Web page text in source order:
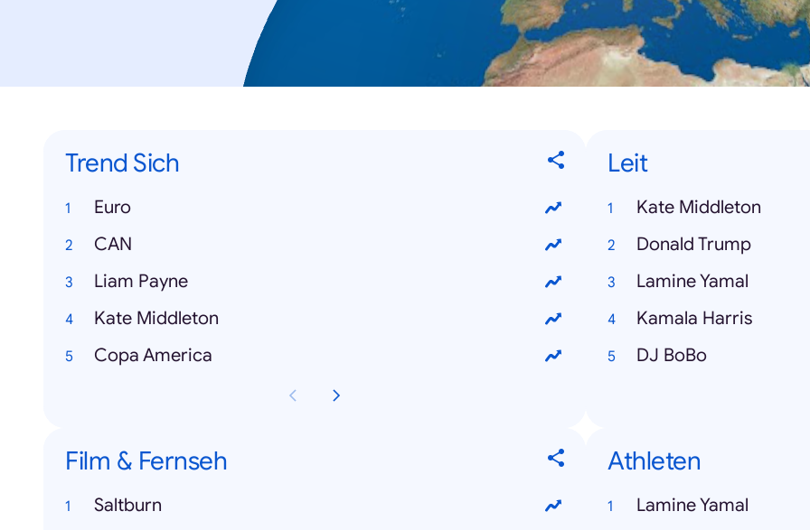
Trend Sich
Euro
CAN
Liam Payne
Kate Middleton
Copa America
Leit
Kate Middleton
Donald Trump
Lamine Yamal
Kamala Harris
DJ BoBo
Film & Fernseh
Saltburn
Athleten
Lamine Yamal